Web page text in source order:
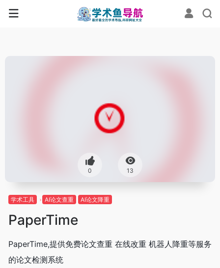
0 13
学术工具 AI论文查重 AI论文降重
PaperTime
PaperTime,提供免费论文查重 在线改重 机器人降重等服务
的论文检测系统